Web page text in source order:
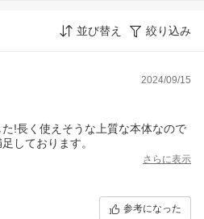
並び替え 絞り込み
2024/09/15
!長く使えそうな上質な本体なので
しております。
さらに表示
参考になった